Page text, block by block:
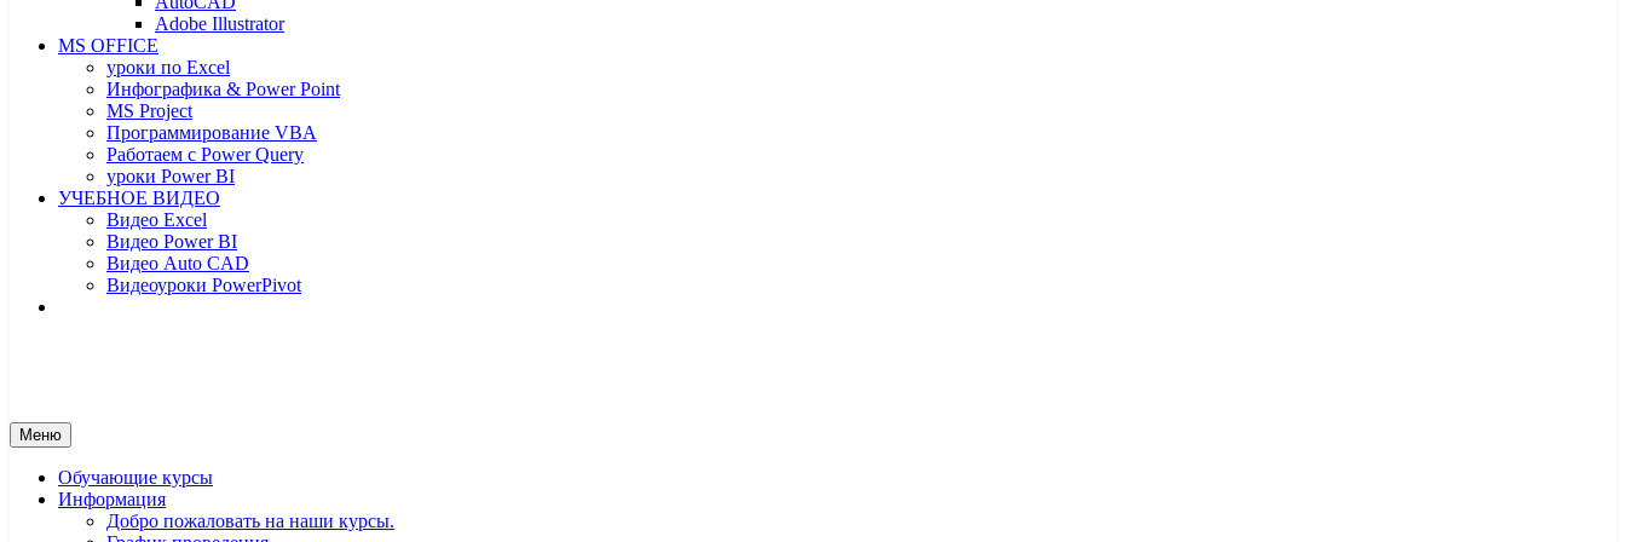
Adobe Illustrator
MS OFFICE
уроки по Excel
Инфографика & Power Point
MS Project
Программирование VBA
Работаем с Power Query
уроки Power BI
УЧЕБНОЕ ВИДЕО
Видео Excel
Видео Power BI
Видео Auto CAD
Видеоуроки PowerPivot
От новичка до профессионала
Меню
Обучающие курсы
Информация
Добро пожаловать на наши курсы.